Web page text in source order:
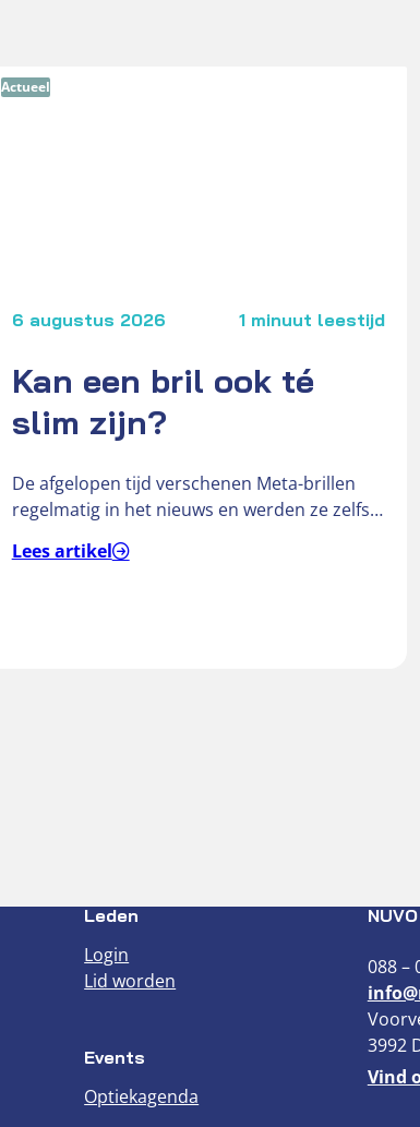
Actueel
6 augustus 2026 1 minuut leestijd
Kan een bril ook té
slim zijn?
De afgelopen tijd verschenen Meta-brillen
regelmatig in het nieuws en werden ze zelfs
brillen…
Lees artikel
Leden
Login
Lid worden
Events
Optiekagenda
NUVO
088 –
3992
Vind